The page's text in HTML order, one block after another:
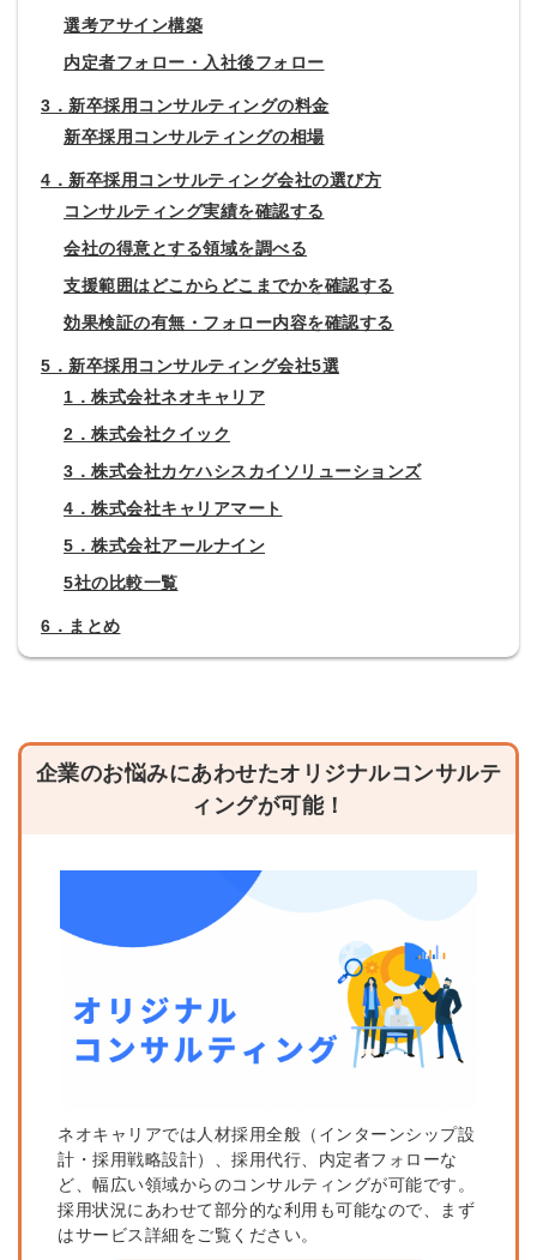
選考アサイン構築
内定者フォロー・入社後フォロー
3．新卒採用コンサルティングの料金
新卒採用コンサルティングの相場
4．新卒採用コンサルティング会社の選び方
コンサルティング実績を確認する
会社の得意とする領域を調べる
支援範囲はどこからどこまでかを確認する
効果検証の有無・フォロー内容を確認する
5．新卒採用コンサルティング会社5選
1．株式会社ネオキャリア
2．株式会社クイック
3．株式会社カケハシスカイソリューションズ
4．株式会社キャリアマート
5．株式会社アールナイン
5社の比較一覧
6．まとめ
企業のお悩みにあわせたオリジナルコンサルテ
ィングが可能！
ネオキャリアでは人材採用全般（インターンシップ設
計・採用戦略設計）、採用代行、内定者フォローな
ど、幅広い領域からのコンサルティングが可能です。
採用状況にあわせて部分的な利用も可能なので、まず
はサービス詳細をご覧ください。